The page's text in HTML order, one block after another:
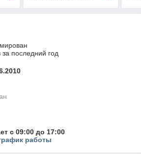
последний год
с 09:00 до 17:00
работы